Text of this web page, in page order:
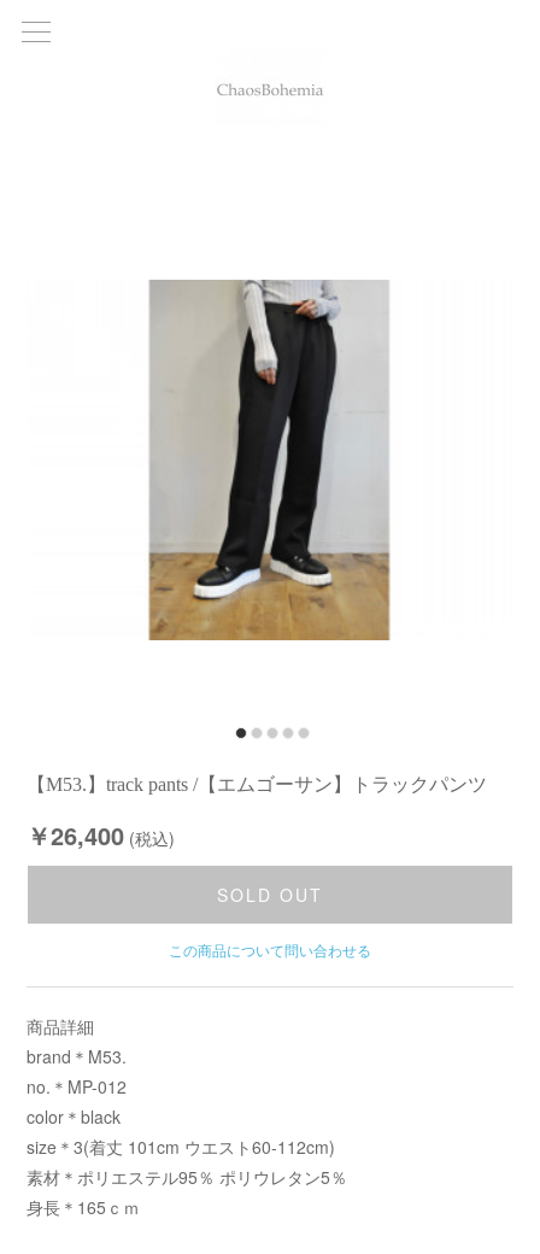
【M53.】track pants /【エムゴーサン】トラックパンツ
￥26,400 (税込)
SOLD OUT
この商品について問い合わせる
商品詳細
brand＊M53.
no.＊MP-012
color＊black
size＊3(着丈 101cm ウエスト60-112cm)
素材＊ポリエステル95％ ポリウレタン5％
身長＊165ｃｍ